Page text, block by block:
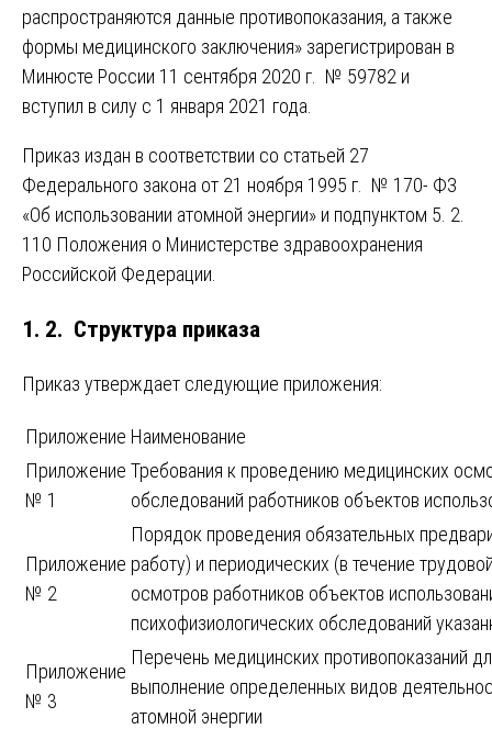
распространяются данные противопоказания, а также
формы медицинского заключения» зарегистрирован в
Минюсте России 11 сентября 2020 г. № 59782 и
вступил в силу с 1 января 2021 года.
Приказ издан в соответствии со статьей 27
Федерального закона от 21 ноября 1995 г. № 170- ФЗ
«Об использовании атомной энергии» и подпунктом 5. 2.
110 Положения о Министерстве здравоохранения
Российской Федерации.
1. 2. Структура приказа
Приказ утверждает следующие приложения:
Приложение Наименование
Приложение
№ 1
Требования к проведению медицинских
обследований работников объектов
Приложение
№ 2
Порядок проведения обязательных
работу) и периодических (в течение
осмотров работников объектов
психофизиологических обследований
Приложение
№ 3
Перечень медицинских противопоказаний
выполнение определенных видов
атомной энергии